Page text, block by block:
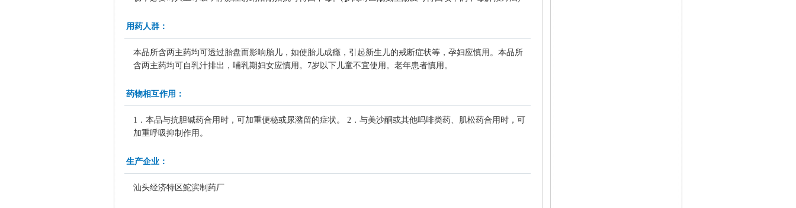
用药人群：
本品所含两主药均可透过胎盘而影响胎儿，如使胎儿成瘾，引起新生儿的戒断症状等，孕妇应慎用。本品所
含两主药均可自乳汁排出，哺乳期妇女应慎用。7岁以下儿童不宜使用。老年患者慎用。
药物相互作用：
1．本品与抗胆碱药合用时，可加重便秘或尿潴留的症状。 2．与美沙酮或其他吗啡类药、肌松药合用时，可
加重呼吸抑制作用。
生产企业：
汕头经济特区鮀滨制药厂